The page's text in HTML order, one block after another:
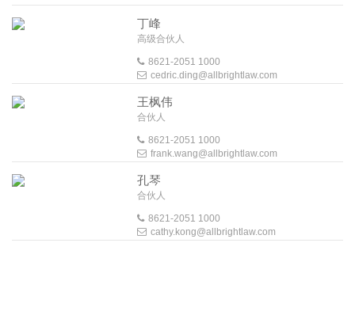
丁峰
高级合伙人
8621-2051 1000
cedric.ding@allbrightlaw.com
王枫伟
合伙人
8621-2051 1000
frank.wang@allbrightlaw.com
孔琴
合伙人
8621-2051 1000
cathy.kong@allbrightlaw.com